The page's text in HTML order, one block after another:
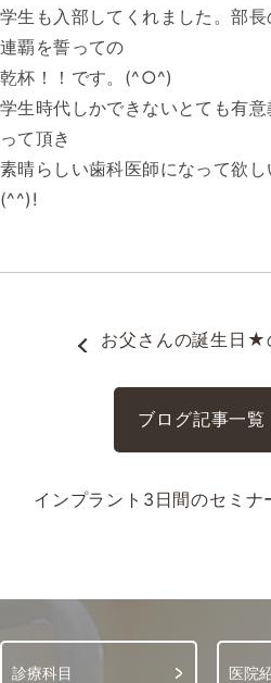
学生も入部してくれました。部
連覇を誓っての
乾杯！！です。(^○^)
学生時代しかできないとても有
って頂き
素晴らしい歯科医師になって欲
(^^)!
お父さんの誕生日★
ブログ記事一覧
インプラント3日間のセミナ
診療科目 医院